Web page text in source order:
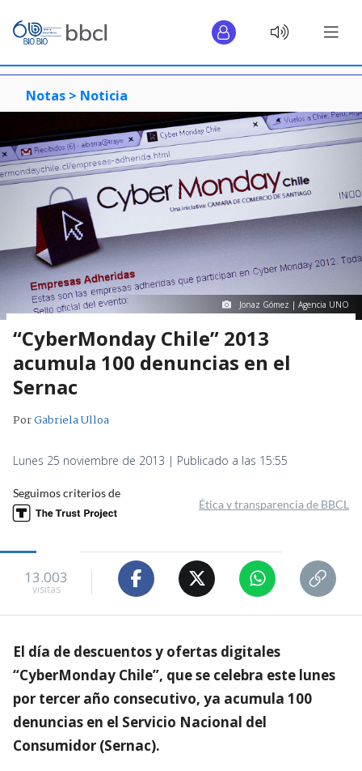
Notas > Noticia
Jonaz Gómez | Agencia UNO
“CyberMonday Chile” 2013
acumula 100 denuncias en el
Sernac
PorGabriela Ulloa
Lunes 25 noviembre de 2013 | Publicado a las 15:55
Seguimos criterios de
Ética y transparencia de BBCL
13.003
visitas
El día de descuentos y ofertas digitales
“CyberMonday Chile”, que se celebra este lunes
por tercer año consecutivo, ya acumula 100
denuncias en el Servicio Nacional del
Consumidor (Sernac).